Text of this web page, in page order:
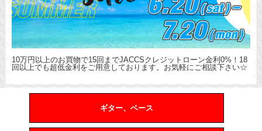
10万円以上のお買物で15回までJACCSクレジットローン金利0%！18
回以上でも超低金利をご用意しております。お気軽にご相談下さい☆
ギター、ベース